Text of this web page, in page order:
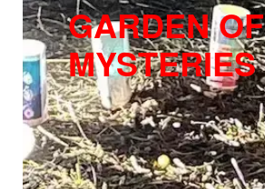
GARDEN OF
MYSTERIES